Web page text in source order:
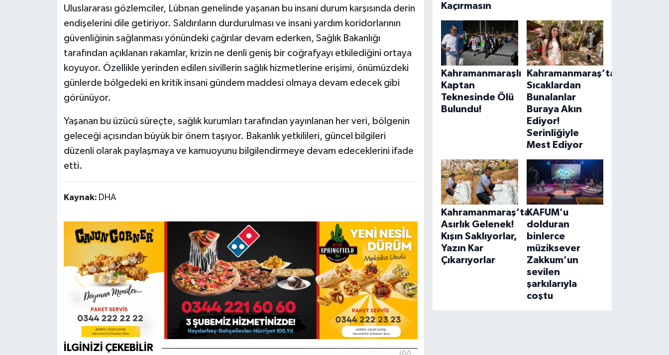
Uluslararası gözlemciler, Lübnan genelinde yaşanan bu insani durum karşısında derin
endişelerini dile getiriyor. Saldırıların durdurulması ve insani yardım koridorlarının
güvenliğinin sağlanması yönündeki çağrılar devam ederken, Sağlık Bakanlığı
tarafından açıklanan rakamlar, krizin ne denli geniş bir coğrafyayı etkilediğini ortaya
koyuyor. Özellikle yerinden edilen sivillerin sağlık hizmetlerine erişimi, önümüzdeki
günlerde bölgedeki en kritik insani gündem maddesi olmaya devam edecek gibi
görünüyor.
Yaşanan bu üzücü süreçte, sağlık kurumları tarafından yayınlanan her veri, bölgenin
geleceği açısından büyük bir önem taşıyor. Bakanlık yetkilileri, güncel bilgileri
düzenli olarak paylaşmaya ve kamuoyunu bilgilendirmeye devam edeceklerini ifade
etti.
Kaynak: DHA
Kaçırmasın
Kahramanmaraşlı
Kaptan
Teknesinde Ölü
Bulundu!
Kahramanmaraş’ta
Sıcaklardan
Bunalanlar
Buraya Akın
Ediyor!
Serinliğiyle
Mest Ediyor
Kahramanmaraş’ta
Asırlık Gelenek!
Kışın Saklıyorlar,
Yazın Kar
Çıkarıyorlar
KAFUM'u
dolduran
binlerce
müziksever
Zakkum'un
sevilen
şarkılarıyla
coştu